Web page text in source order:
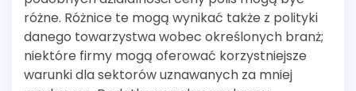
różne. Różnice te mogą wynikać także z polityki
danego towarzystwa wobec określonych branż;
niektóre firmy mogą oferować korzystniejsze
warunki dla sektorów uznawanych za mniej